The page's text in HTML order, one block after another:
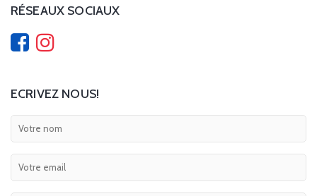
RÉSEAUX SOCIAUX
ECRIVEZ NOUS!